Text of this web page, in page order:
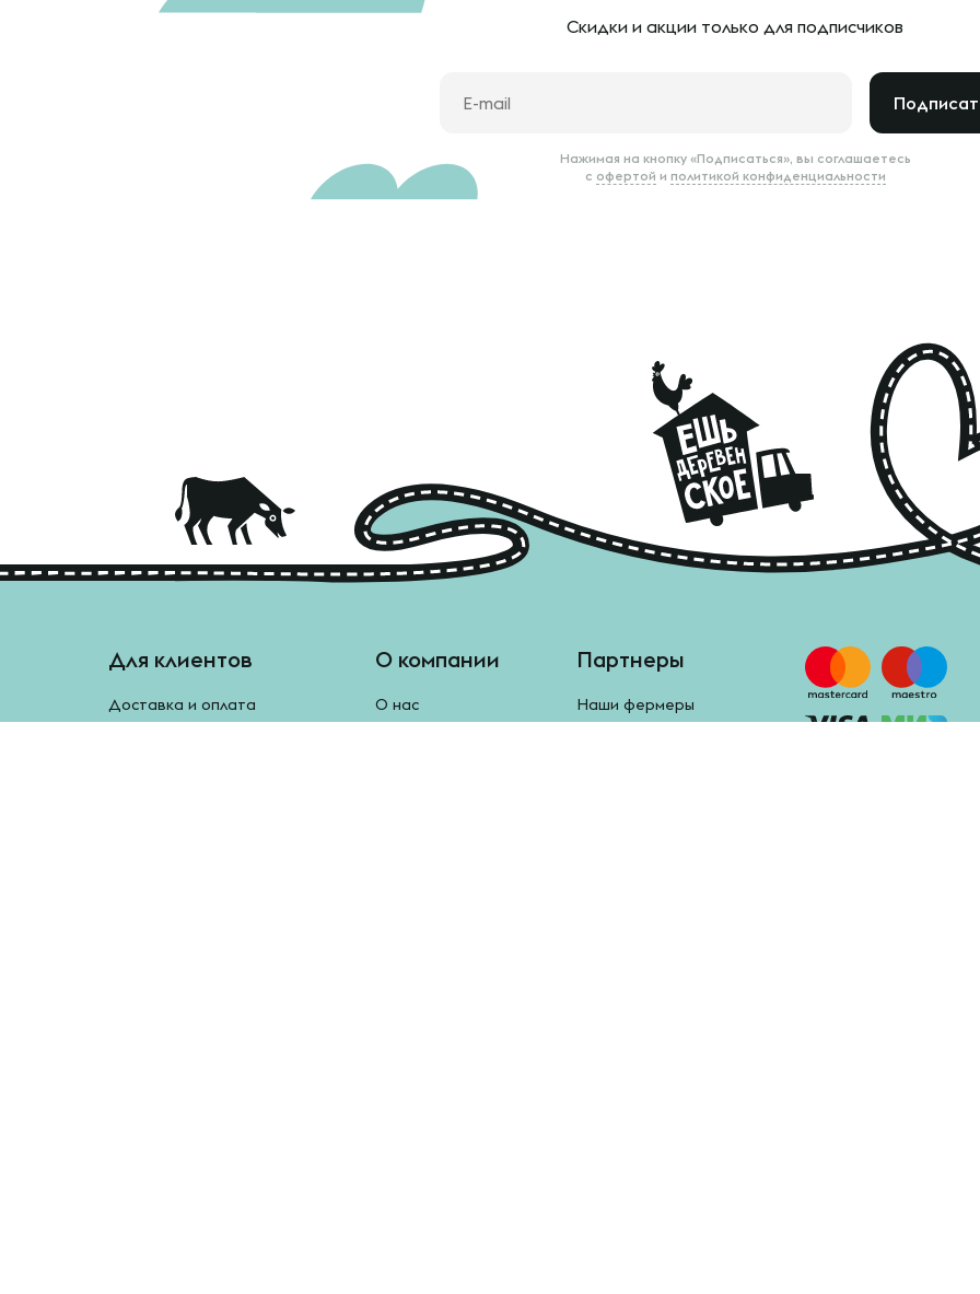
Скидки и акции только для подписчиков
Нажимая на кнопку «Подписаться», вы соглашаетесь
с офертой и политикой конфиденциальности
Для клиентов
Доставка и оплата
О компании
О нас
Партнеры
Наши фермеры